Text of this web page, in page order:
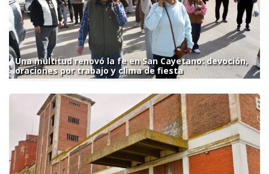
Una multitud renovó la fe en San Cayetano: devoción,
oraciones por trabajo y clima de fiesta